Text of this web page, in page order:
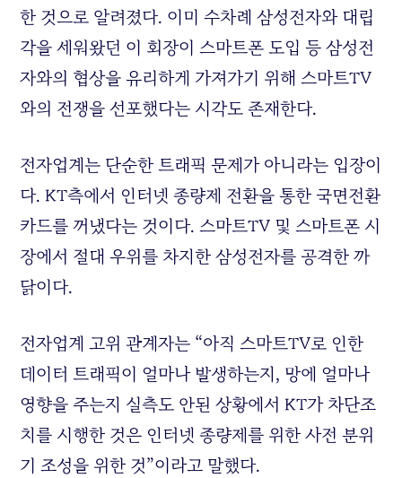
한 것으로 알려졌다. 이미 수차례 삼성전자와 대립
각을 세워왔던 이 회장이 스마트폰 도입 등 삼성전
자와의 협상을 유리하게 가져가기 위해 스마트TV
와의 전쟁을 선포했다는 시각도 존재한다.
전자업계는 단순한 트래픽 문제가 아니라는 입장이
다. KT측에서 인터넷 종량제 전환을 통한 국면전환
카드를 꺼냈다는 것이다. 스마트TV 및 스마트폰 시
장에서 절대 우위를 차지한 삼성전자를 공격한 까
닭이다.
전자업계 고위 관계자는 “아직 스마트TV로 인한
데이터 트래픽이 얼마나 발생하는지, 망에 얼마나
영향을 주는지 실측도 안된 상황에서 KT가 차단조
치를 시행한 것은 인터넷 종량제를 위한 사전 분위
기 조성을 위한 것”이라고 말했다.